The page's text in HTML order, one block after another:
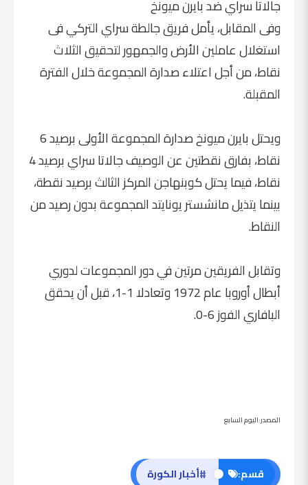
جالاتا سراي ضد بايرن ميونخ
وفى المقابل، يأمل فريق جالطة سراي التركي فى
استغلال عاملين الأرض والجمهور لتحقيق الثلاث
نقاط، من أجل اعتلاء صدارة المجموعة خلال الفترة
المقبلة.
ويحتل بايرن ميونخ صدارة المجموعة الأولى برصيد 6
نقاط، بفارق نقطتين عن الوصيف جالاتا سراي برصيد 4
نقاط، فيما يحتل كوبنهاجن المركز الثالث برصيد نقطة،
بينما يتذيل مانشستر يونايتد المجموعة بدون رصيد من
النقاط.
وتقابل الفريقين مرتين في دور المجموعات لدوري
أبطال أوروبا عام 1972 وتعادلا 1-1، قبل أن يحقق
البافاري الفوز 6-0.
المصدر:اليوم السابع
قسم: #أخبار الكورة